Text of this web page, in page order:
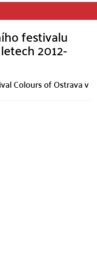
festivalu
2012-
Colours of Ostrava v